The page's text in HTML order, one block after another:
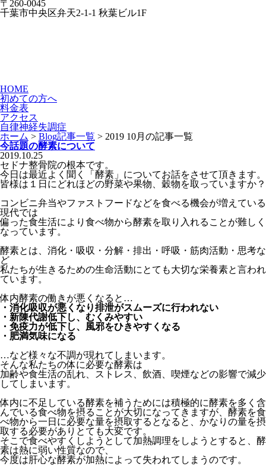
〒260-0045
千葉市中央区弁天2-1-1 秋葉ビル1F
HOME
初めての方へ
料金表
アクセス
自律神経失調症
ホーム > Blog記事一覧 > 2019 10月の記事一覧
今話題の酵素について
2019.10.25
セドナ整骨院の根本です。
今日は最近よく聞く「酵素」についてお話をさせて頂きます。
皆様は１日にどれほどの野菜や果物、穀物を取っていますか？
コンビニ弁当やファストフードなどを食べる機会が増えている
現代では
偏った食生活により食べ物から酵素を取り入れることが難しく
なっています。
酵素とは、消化・吸収・分解・排出・呼吸・筋肉活動・思考な
ど
私たちが生きるための生命活動にとても大切な栄養素と言われ
ています。
体内酵素の働きが悪くなると…
・消化吸収が悪くなり排泄がスムーズに行われない
・新陳代謝低下し、むくみやすい
・免疫力が低下し、風邪をひきやすくなる
・肥満気味になる
…など様々な不調が現れてしまいます。
そんな私たちの体に必要な酵素は
加齢や食生活の乱れ、ストレス、飲酒、喫煙などの影響で減少
してしまいます。
体内に不足している酵素を補うためには積極的に酵素を多く含
んでいる食べ物を摂ることが大切になってきますが、酵素を食
べ物から一日に必要な量を摂取するとなると、かなりの量を摂
取する必要がありとても大変です。
そこで食べやすくしようとして加熱調理をしようとすると、酵
素は熱に弱い性質なので、
今度は肝心な酵素が加熱によって失われてしまうのです。